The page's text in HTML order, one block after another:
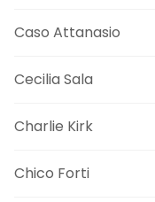
Caso Attanasio
Cecilia Sala
Charlie Kirk
Chico Forti